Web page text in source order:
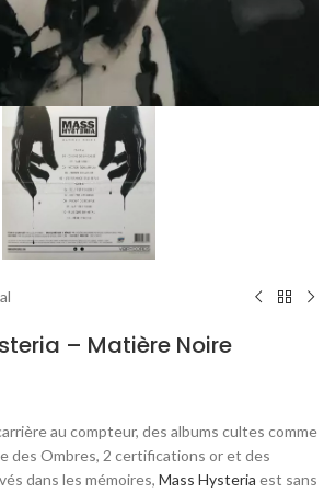
– Matière Noire
au compteur, des albums cultes comme
des Ombres, 2 certifications or et des
dans les mémoires, Mass Hysteria est sans